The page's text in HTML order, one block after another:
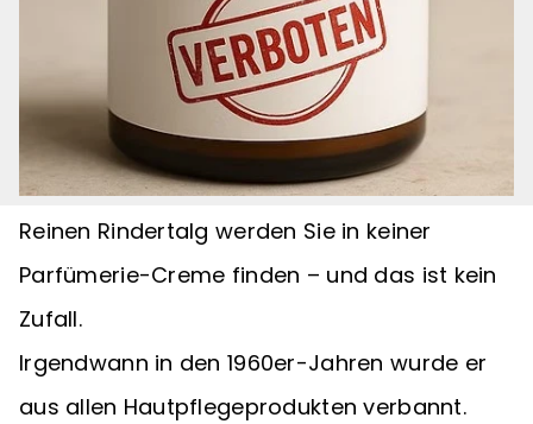
Reinen Rindertalg werden Sie in keiner
Parfümerie-Creme finden – und das ist kein
Zufall.
Irgendwann in den 1960er-Jahren wurde er
aus allen Hautpflegeprodukten verbannt.